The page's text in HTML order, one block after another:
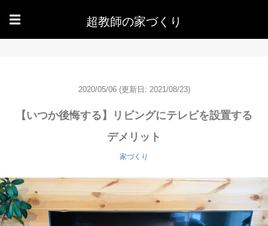
☰ 超教師の家づくり
2020/05/06 (更新日: 2021/08/23)
【いつか後悔する】リビングにテレビを設置する
デメリット
家づくり